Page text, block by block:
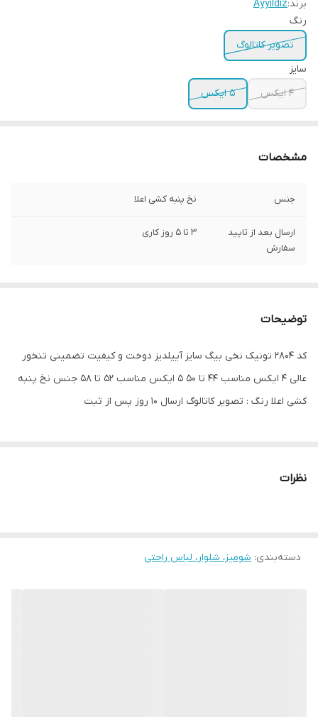
برند:Ayyildiz
رنگ
تصویر کاتالوگ
سایز
4 ایکس
5 ایکس
مشخصات
جنس نخ پنبه کشی اعلا
ارسال بعد از تایید
سفارش
3 تا 5 روز کاری
توضیحات
کد 2804 تونیک نخی بیگ سایز آییلدیز دوخت و کیفیت تضمینی تنخور
عالی ۴ ایکس مناسب ۴۴ تا ۵۰ ۵ ایکس مناسب ۵۲ تا ۵۸ جنس نخ پنبه
کشی اعلا رنگ : تصویر ‌کاتالوگ ارسال 10 روز پس از ثبت
نظرات
دسته‌بندی: شومیز، شلوار، لباس راحتی